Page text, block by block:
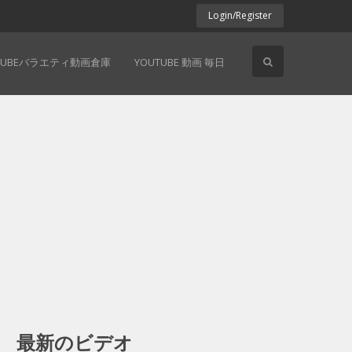
Login/Register
バラエティ動画倉庫 YOUTUBE 動画 毎日
最新のビデオ